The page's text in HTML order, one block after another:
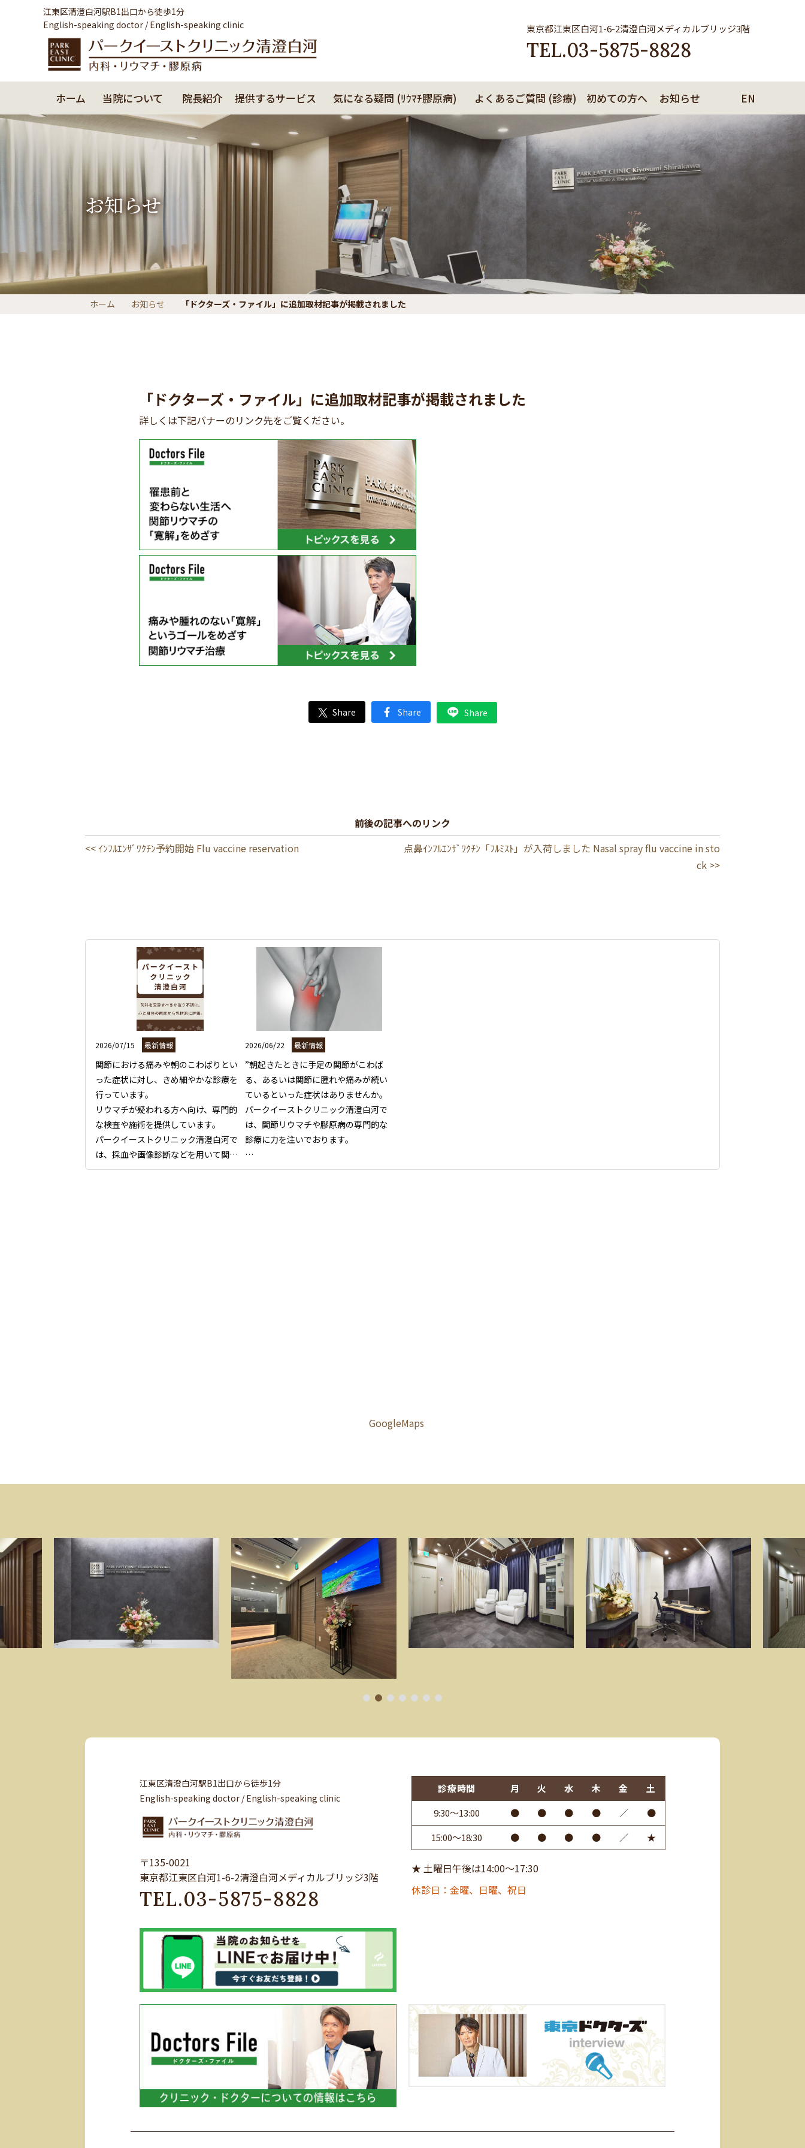
江東区清澄白河駅B1出口から徒歩1分
English-speaking doctor / English-speaking clinic
東京都江東区白河1-6-2清澄白河メディカルブリッジ3階
TEL.03-5875-8828
ホーム 当院について 院長紹介 提供するサービス 気になる疑問 (ﾘｳﾏﾁ膠原病) よくあるご質問 (診療) 初めての方へ お知らせ EN
お知らせ
ホーム お知らせ 「ドクターズ・ファイル」に追加取材記事が掲載されました
「ドクターズ・ファイル」に追加取材記事が掲載されました
詳しくは下記バナーのリンク先をご覧ください。
Share Share Share
前後の記事へのリンク
<< ｲﾝﾌﾙｴﾝｻﾞﾜｸﾁﾝ予約開始 Flu vaccine reservation
点鼻ｲﾝﾌﾙｴﾝｻﾞﾜｸﾁﾝ「ﾌﾙﾐｽﾄ」が入荷しました Nasal spray flu vaccine in sto
ck >>
2026/07/15 最新情報
関節における痛みや朝のこわばりとい
った症状に対し、きめ細やかな診療を
行っています。
リウマチが疑われる方へ向け、専門的
な検査や施術を提供しています。
パークイーストクリニック清澄白河で
は、採血や画像診断などを用いて関節
が持つ状態を詳しく把握し、患者様そ
2026/06/22 最新情報
”朝起きたときに手足の関節がこわば
る、あるいは関節に腫れや痛みが続い
ているといった症状はありませんか。
パークイーストクリニック清澄白河で
は、関節リウマチや膠原病の専門的な
診療に力を注いでおります。
これらの病気は関節の痛みだけでな
GoogleMaps
1 2 3 4 5 6 7
江東区清澄白河駅B1出口から徒歩1分
English-speaking doctor / English-speaking clinic
〒135-0021
東京都江東区白河1-6-2清澄白河メディカルブリッジ3階
TEL.03-5875-8828
診療時間 月 火 水 木 金
土
9:30～13:00
● ● ● ● ／
●
15:00～18:30
● ● ● ● ／ ★
★ 土曜日午後は14:00～17:30
休診日：金曜、日曜、祝日